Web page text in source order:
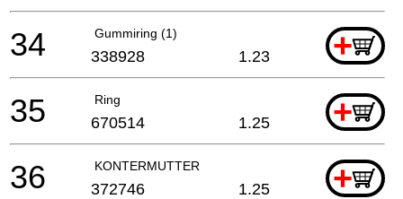
Gummiring (1) +
34 338928 1.23
Ring +
35 670514 1.25
KONTERMUTTER +
36 372746 1.25